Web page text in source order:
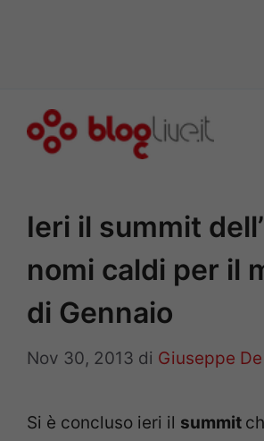
Ieri il summit
nomi caldi per il
di Gennaio
Nov 30, 2013 di Giuseppe
Si è concluso ieri il summit